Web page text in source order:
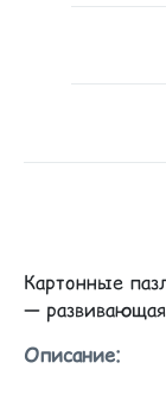
Картонные
—
Описание: